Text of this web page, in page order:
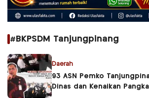
#BKPSDM Tanjungpinang
Daerah
93 ASN Pemko
Dinas dan Kenaikan